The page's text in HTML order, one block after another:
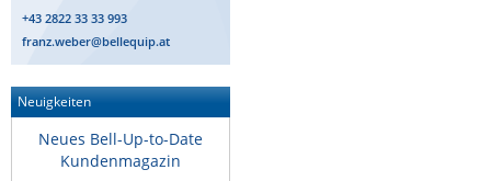
Tactical Software
TEKTELIC
Teltonika
Unwired Networks
Vision
+43 2822 33 33 993
franz.weber@bellequip.at
Neuigkeiten
Neues Bell-Up-to-Date
Kundenmagazin